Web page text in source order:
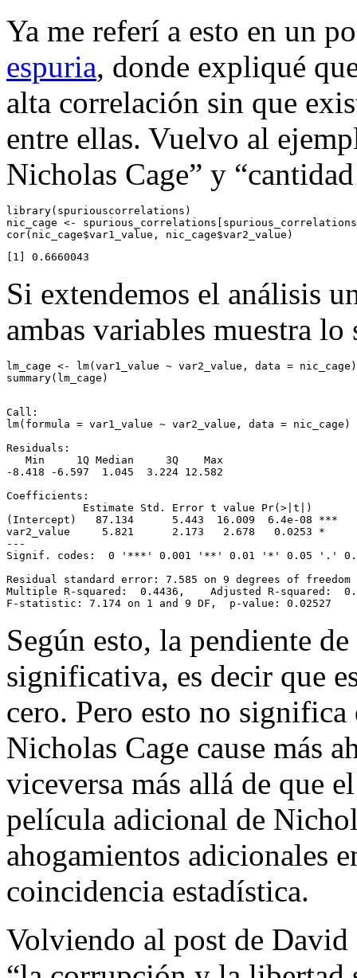
Ya me referí a esto en un
espuria, donde expliqué
alta correlación sin que
entre ellas. Vuelvo al
Nicholas Cage” y
library(spuriouscorrelations)
nic_cage <-
spurious_correlations[spurious_correlations
cor(nic_cage$var1_value, nic_cage$var2_value)
[1] 0.6660043
Si extendemos el análisis
ambas variables muestra lo
lm_cage <- lm(var1_value ~ var2_value, data = nic_cage)
summary(lm_cage)
Call:
lm(formula = var1_value ~ var2_value, data = nic_cage)
Residuals:
   Min     1Q Median     3Q    Max
-8.418 -6.597  1.045  3.224 12.582
Coefficients:
            Estimate Std. Error t value Pr(>|t|)
(Intercept)   87.134      5.443  16.009  6.4e-08 ***
var2_value     5.821      2.173   2.678   0.0253 *
---
Signif. codes:  0 '***' 0.001 '**' 0.01 '*' 0.05 '.'
Residual standard error: 7.585 on 9 degrees of freedom
Multiple R-squared:  0.4436,    Adjusted R-squared:
F-statistic: 7.174 on 1 and 9 DF,  p-value: 0.02527
Según esto, la pendiente
significativa, es decir que
cero. Pero esto no
Nicholas Cage cause más
viceversa más allá de que
película adicional de
ahogamientos adicionales
coincidencia estadística.
Volviendo al post de